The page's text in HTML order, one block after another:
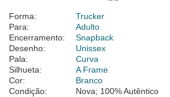
Forma:
Trucker
Para:
Adulto
Encerramento:
Snapback
Desenho:
Unissex
Pala:
Curva
Silhueta:
A Frame
Cor:
Branco
Condição:
Nova; 100% Autêntico